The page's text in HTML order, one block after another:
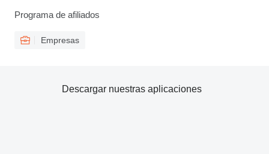
Programa de afiliados
Empresas
Descargar nuestras aplicaciones